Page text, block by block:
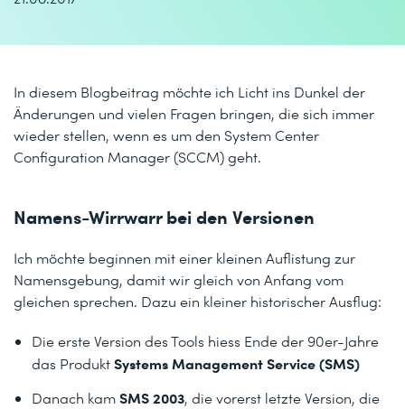
In diesem Blogbeitrag möchte ich Licht ins Dunkel der
Änderungen und vielen Fragen bringen, die sich immer
wieder stellen, wenn es um den System Center
Configuration Manager (SCCM) geht.
Namens-Wirrwarr bei den Versionen
Ich möchte beginnen mit einer kleinen Auflistung zur
Namensgebung, damit wir gleich von Anfang vom
gleichen sprechen. Dazu ein kleiner historischer Ausflug:
Die erste Version des Tools hiess Ende der 90er-Jahre
das ProduktSystems Management Service (SMS)
Danach kamSMS 2003, die vorerst letzte Version, die